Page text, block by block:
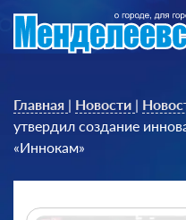
Главная | Новости |
утвердил создание
«Иннокам»